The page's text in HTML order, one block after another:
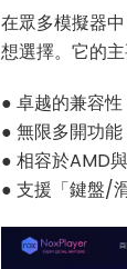
在眾多模擬器中
想選擇。它的
● 卓越的兼容
● 無限多開功
● 相容於AMD
● 支援「鍵盤/